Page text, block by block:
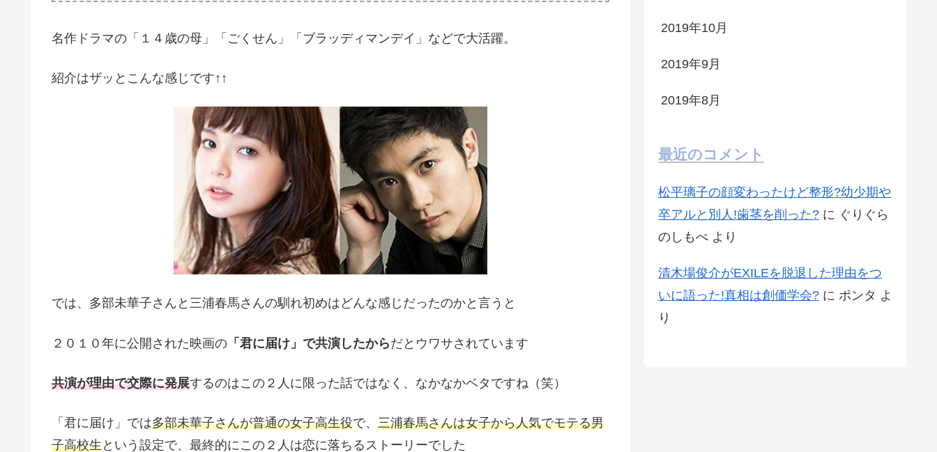
名作ドラマの「１４歳の母」「ごくせん」「ブラッディマンデイ」などで大活躍。
紹介はザッとこんな感じです↑↑
では、多部未華子さんと三浦春馬さんの馴れ初めはどんな感じだったのかと言うと
２０１０年に公開された映画の 「君に届け」で共演したからだとウワサされています
共演が理由で交際に発展するのはこの２人に限った話ではなく、なかなかベタですね（笑）
「君に届け」では多部未華子さんが普通の女子高生役で、 三浦春馬さんは女子から人気でモテる男
子高校生という設定で、最終的にこの２人は恋に落ちるストーリーでした
2019年10月
2019年9月
2019年8月
最近のコメント
松平璃子の顔変わったけど整形?幼少期や
卒アルと別人!歯茎を削った? に ぐりぐら
のしもべ より
清木場俊介がEXILEを脱退した理由をつ
いに語った!真相は創価学会? に ポンタ よ
り